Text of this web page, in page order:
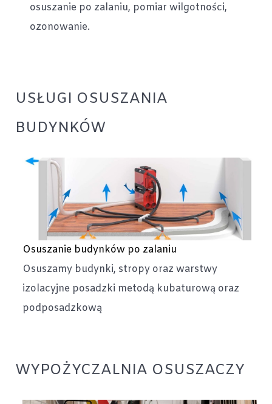
osuszanie po zalaniu, pomiar wilgotności,
ozonowanie.
USŁUGI OSUSZANIA
BUDYNKÓW
Osuszanie budynków po zalaniu
Osuszamy budynki, stropy oraz warstwy
izolacyjne posadzki metodą kubaturową oraz
podposadzkową
WYPOŻYCZALNIA OSUSZACZY